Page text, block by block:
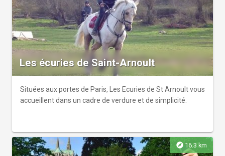
Les écuries de Saint-Arnoult
Situées aux portes de Paris, Les Ecuries de St Arnoult vous
accueillent dans un cadre de verdure et de simplicité.
explore 16.3 km